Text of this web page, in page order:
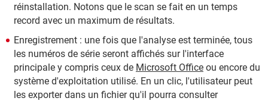
réinstallation. Notons que le scan se fait en un temps
record avec un maximum de résultats.
Enregistrement : une fois que l'analyse est terminée, tous
les numéros de série seront affichés sur l'interface
principale y compris ceux de Microsoft Office ou encore du
système d'exploitation utilisé. En un clic, l'utilisateur peut
les exporter dans un fichier qu'il pourra consulter